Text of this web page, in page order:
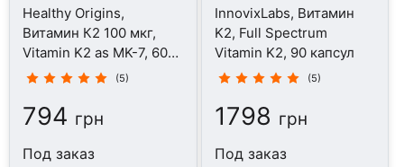
Healthy Origins,
Витамин К2 100 мкг,
Vitamin K2 as MK-7, 60
капсул
(5)
794 грн
Под заказ
InnovixLabs, Витамин
K2, Full Spectrum
Vitamin K2, 90 капсул
(5)
1798 грн
Под заказ